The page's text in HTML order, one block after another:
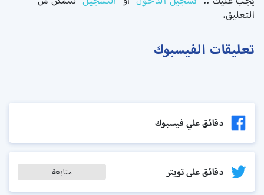
التعليق.
تعليقات الفيسبوك
دقائق علي فيسبوك
دقائق على تويتر متابعة